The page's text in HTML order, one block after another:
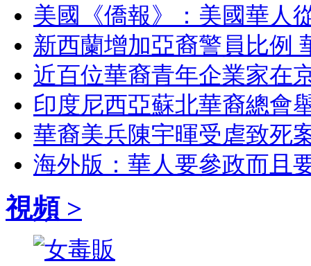
美國《僑報》：美國華人
新西蘭增加亞裔警員比例
近百位華裔青年企業家在
印度尼西亞蘇北華裔總會
華裔美兵陳宇暉受虐致死
海外版：華人要參政而且
視頻 >